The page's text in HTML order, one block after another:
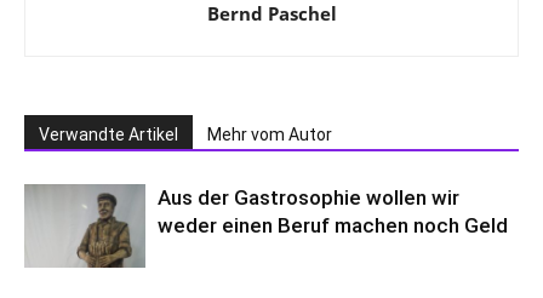
Bernd Paschel
Verwandte Artikel Mehr vom Autor
Aus der Gastrosophie wollen wir
weder einen Beruf machen noch Geld